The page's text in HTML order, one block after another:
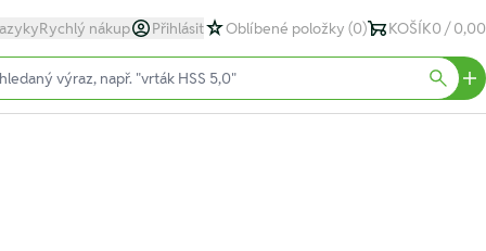
Rychlý nákup Přihlásit Oblíbené položky (0) KOŠÍK0 / 0,00